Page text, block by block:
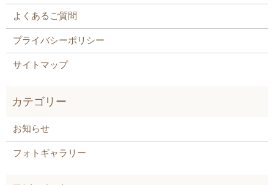
よくあるご質問
プライバシーポリシー
サイトマップ
お知らせ
フォトギャラリー